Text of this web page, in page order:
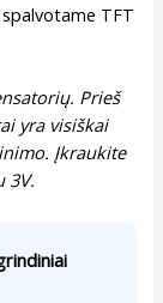
TFT
Prieš
yra visiškai
Įkraukite
3V.